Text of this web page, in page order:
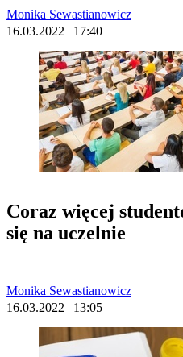
Monika Sewastianowicz
16.03.2022 | 17:40
Coraz więcej
się na uczelnie
Monika Sewastianowicz
16.03.2022 | 13:05